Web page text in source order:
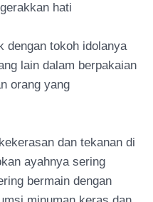
hati
dengan tokoh idolanya
lain dalam berpakaian
orang yang
dan tekanan di
ayahnya sering
bermain dengan